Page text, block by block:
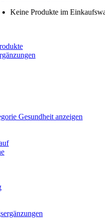
Keine Produkte im
Gesundheit anzeigen